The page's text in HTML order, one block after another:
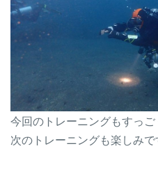
今回のトレーニングもすっご
次のトレーニングも楽しみで